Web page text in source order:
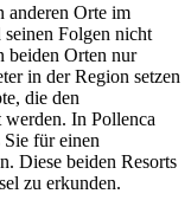
anderen Orte im
Folgen nicht
beiden Orten nur
in der Region setzen
die den
In Pollenca
für einen
Diese beiden Resorts
zu erkunden.